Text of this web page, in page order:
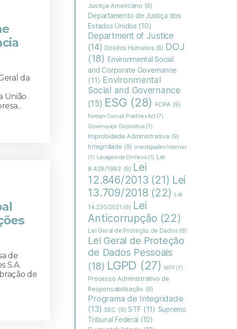
da
União
de
S.A.
de
Justiça Americano (9)
Departamento de Justiça dos
Estados Unidos (10)
Department of Justice
(14) Direitos Humanos (8) DOJ
(18) Environmental Social
and Corporate Governance
(11) Environmental
Social and Governance
(15) ESG (28) FCPA (9)
Foreign Corrupt Practices Act (7)
Governança Corporativa (7)
Improbidade Administrativa (9)
Integridade (9) Investigações Internas
(7) Lavagem de Dinheiro(7) Lei
8.429/1992 (9) Lei
12.846/2013 (21) Lei
13.709/2018 (22) Lei
14.230/2021 (8) Lei
Anticorrupção (22)
Lei Geral de Proteção de Dados (8)
Lei Geral de Proteção
de Dados Pessoais
(18) LGPD (27) MPF(7)
Processo Administrativo de
Responsabilização (9)
Programa de Integridade
(13) SEC (9) STF (11) Supremo
Tribunal Federal (10)